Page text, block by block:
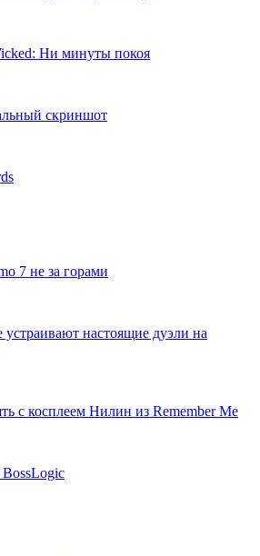
Ни минуты покоя
скриншот
7 не за горами
настоящие дуэли на
с косплеем Нилин из Remember Me